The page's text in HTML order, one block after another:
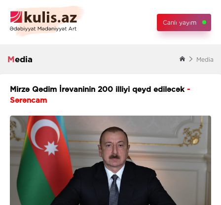
Canlı yayım
Media Media
Mirzə Qədim İrəvaninin 200 illiyi qeyd ediləcək -
Sərəncam